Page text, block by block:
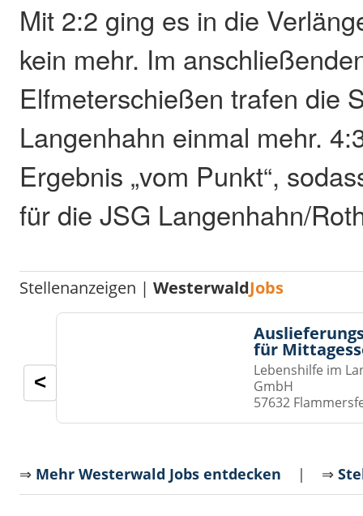
Mit 2:2 ging es in die
kein mehr. Im
Elfmeterschießen trafen die
Langenhahn einmal mehr.
Ergebnis „vom Punkt“,
für die JSG Langenhahn/
Stellenanzeigen |WesterwaldJobs
für
Lebenshilfe im
GmbH
57632
<
⇒ Mehr Westerwald Jobs entdecken | ⇒